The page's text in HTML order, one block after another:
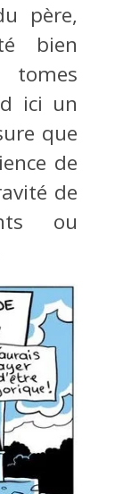
père,
bien
tomes
ici un
que
de
de
ou